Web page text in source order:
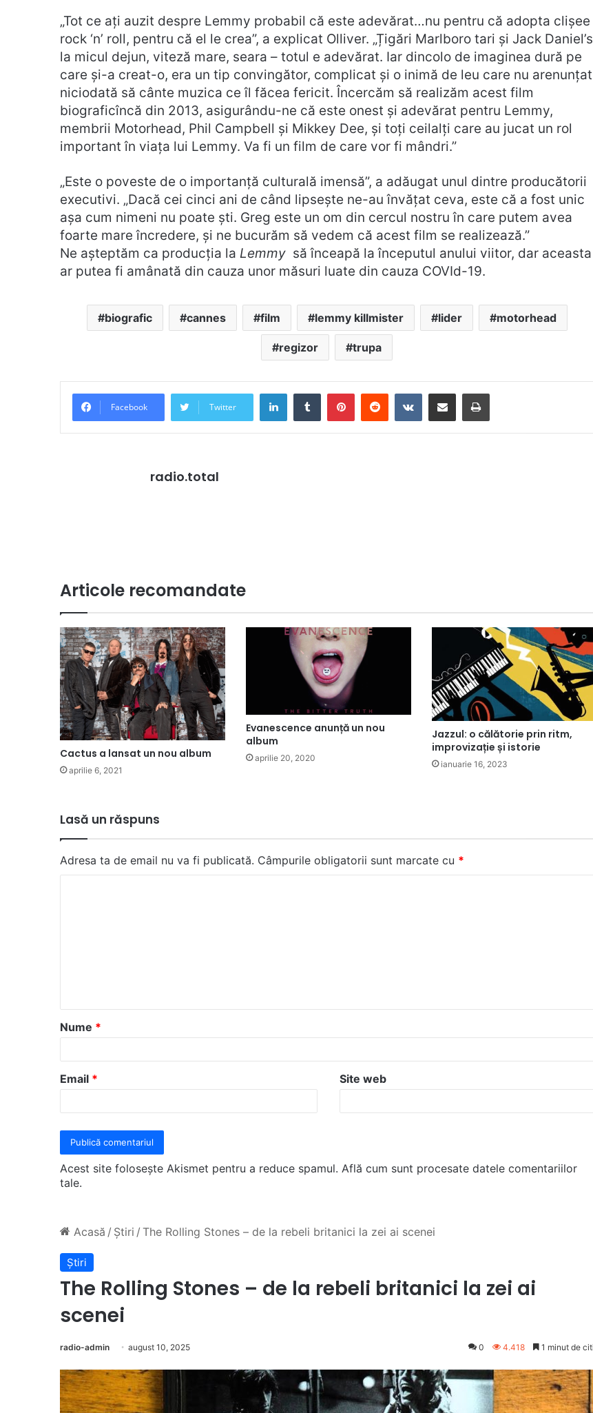
„Tot ce ați auzit despre Lemmy probabil că este adevărat…nu pentru că adopta clișee
rock ‘n’ roll, pentru că el le crea”, a explicat Olliver. „Țigări Marlboro tari și Jack Daniel’s
la micul dejun, viteză mare, seara – totul e adevărat. Iar dincolo de imaginea dură pe
care și-a creat-o, era un tip convingător, complicat și o inimă de leu care nu arenunțat
niciodată să cânte muzica ce îl făcea fericit. Încercăm să realizăm acest film
biograficîncă din 2013, asigurându-ne că este onest și adevărat pentru Lemmy,
membrii Motorhead, Phil Campbell și Mikkey Dee, și toți ceilalți care au jucat un rol
important în viața lui Lemmy. Va fi un film de care vor fi mândri.”
„Este o poveste de o importanță culturală imensă”, a adăugat unul dintre producătorii
executivi. „Dacă cei cinci ani de când lipsește ne-au învățat ceva, este că a fost unic
așa cum nimeni nu poate ști. Greg este un om din cercul nostru în care putem avea
foarte mare încredere, și ne bucurăm să vedem că acest film se realizează.”
Ne așteptăm ca producția la Lemmy să înceapă la începutul anului viitor, dar aceasta
ar putea fi amânată din cauza unor măsuri luate din cauza COVId-19.
biografic cannes film lemmy killmister lider motorhead
regizor trupa
Facebook Twitter
LinkedInTumblrPinterestRedditVKontakte
Distribuie prin mail Tipărește
radio.total
Articole recomandate
Cactus a lansat un nou album
aprilie 6, 2021
Evanescence anunță un nou
album
aprilie 20, 2020
Jazzul: o călătorie prin ritm,
improvizație și istorie
ianuarie 16, 2023
Lasă un răspuns
Adresa ta de email nu va fi publicată. Câmpurile obligatorii sunt marcate cu *
a
r
*
Nume *
Email * Site web
Acest site folosește Akismet pentru a reduce spamul. Află cum sunt procesate datele comentariilor
tale.